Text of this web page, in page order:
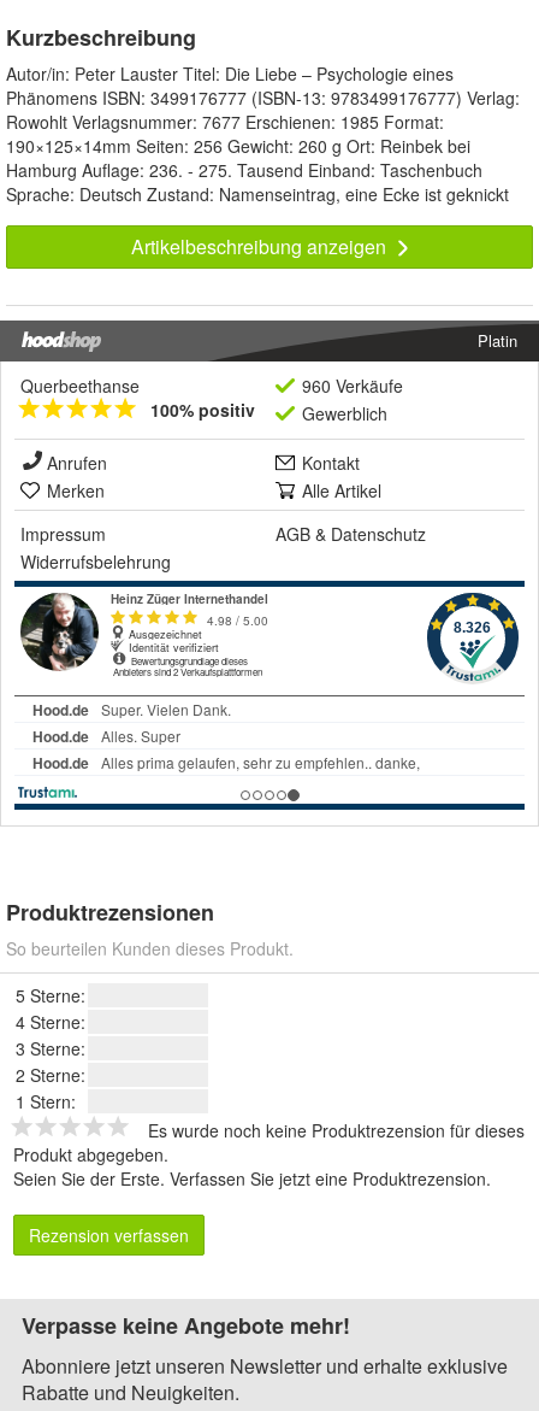
Kurzbeschreibung
Autor/in: Peter Lauster Titel: Die Liebe – Psychologie eines
Phänomens ISBN: 3499176777 (ISBN-13: 9783499176777) Verlag:
Rowohlt Verlagsnummer: 7677 Erschienen: 1985 Format:
190×125×14mm Seiten: 256 Gewicht: 260 g Ort: Reinbek bei
Hamburg Auflage: 236. - 275. Tausend Einband: Taschenbuch
Sprache: Deutsch Zustand: Namenseintrag, eine Ecke ist geknickt
Artikelbeschreibung anzeigen
Platin
Querbeethanse
100% positiv
960 Verkäufe
Gewerblich
Anrufen
Kontakt
Merken
Alle Artikel
Impressum
AGB & Datenschutz
Widerrufsbelehrung
Produktrezensionen
So beurteilen Kunden dieses Produkt.
5 Sterne:
4 Sterne:
3 Sterne:
2 Sterne:
1 Stern:
Es wurde noch keine Produktrezension für dieses
Produkt abgegeben.
Seien Sie der Erste. Verfassen Sie jetzt eine Produktrezension.
Rezension verfassen
Verpasse keine Angebote mehr!
Abonniere jetzt unseren Newsletter und erhalte exklusive
Rabatte und Neuigkeiten.